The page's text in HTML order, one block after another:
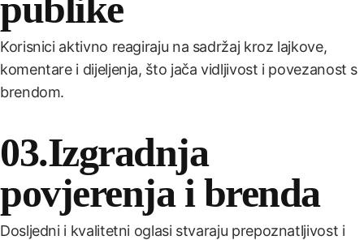
Korisnici aktivno reagiraju na sadržaj kroz lajkove,
komentare i dijeljenja, što jača vidljivost i povezanost s
brendom.
03.Izgradnja
povjerenja i brenda
Dosljedni i kvalitetni oglasi stvaraju prepoznatljivost i